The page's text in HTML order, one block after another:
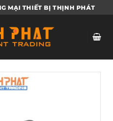
MẠI THIẾT BỊ THỊNH PHÁT